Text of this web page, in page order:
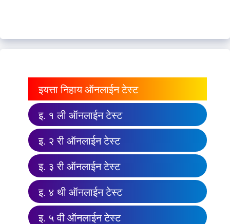
इयत्ता निहाय ऑनलाईन टेस्ट
इ. १ ली ऑनलाईन टेस्ट
इ. २ री ऑनलाईन टेस्ट
इ. ३ री ऑनलाईन टेस्ट
इ. ४ थी ऑनलाईन टेस्ट
इ. ५ वी ऑनलाईन टेस्ट